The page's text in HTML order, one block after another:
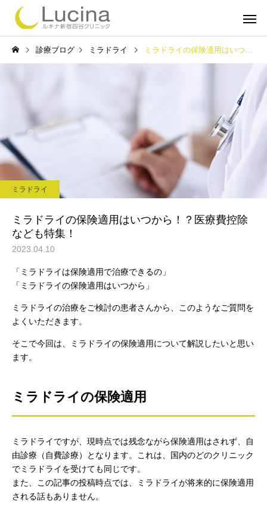
ミラドライ 子どもミラ
診療ブログ ミラドライ ミラドライの保険適用はいつから！？医療費控除なども特集！
ミラドライ
ミラドライの保険適用はいつから！？医療費控除
なども特集！
2023.04.10
「ミラドライは保険適用で治療できるの」
「ミラドライの保険適用はいつから」
ミラドライの治療をご検討の患者さんから、このようなご質問を
よくいただきます。
そこで今回は、ミラドライの保険適用について解説したいと思い
ます。
ミラドライの保険適用
ミラドライですが、現時点では残念ながら保険適用はされず、自
由診療（自費診療）となります。これは、国内のどのクリニック
でミラドライを受けても同じです。
また、この記事の投稿時点では、ミラドライが将来的に保険適用
される話もありません。